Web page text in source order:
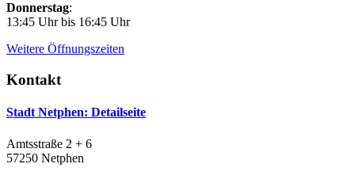
Donnerstag:
13:45 Uhr bis 16:45 Uhr
Weitere Öffnungszeiten
Kontakt
Stadt Netphen: Detailseite
Amtsstraße 2 + 6
57250 Netphen